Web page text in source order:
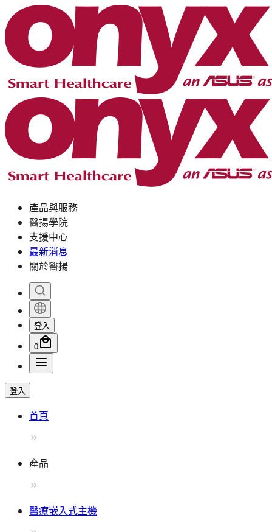
產品與服務
醫揚學院
支援中心
最新消息
關於醫揚
登入
0
登入
首頁
產品
醫療嵌入式主機